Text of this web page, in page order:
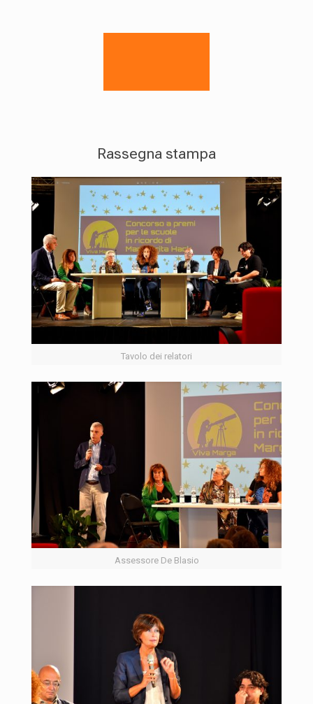
Rassegna stampa
Tavolo dei relatori
Assessore De Blasio